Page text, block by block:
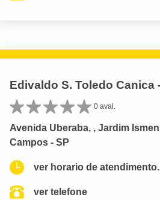
Edivaldo S. Toledo Canica
0 aval.
Avenida Uberaba, , Jardim
Campos - SP
ver horario de atendimento.
ver telefone